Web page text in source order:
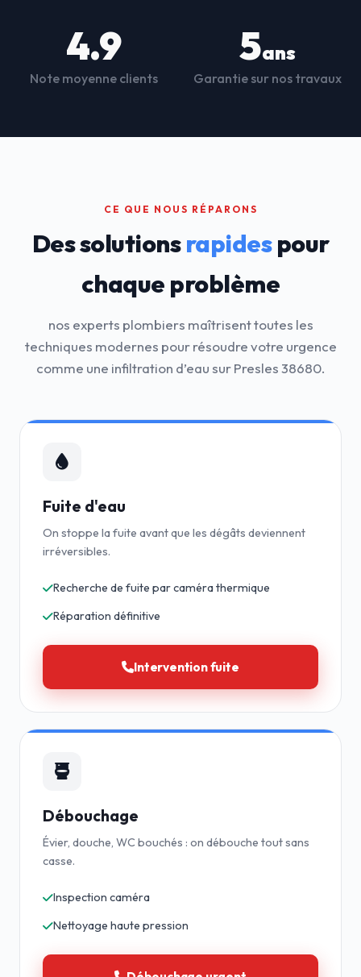
4.9
Note moyenne clients
5ans
Garantie sur nos travaux
CE QUE NOUS RÉPARONS
Des solutionsrapidespour
chaque problème
nos experts plombiers maîtrisent toutes les
techniques modernes pour résoudre votre urgence
comme une infiltration d’eau sur Presles 38680.
Fuite d'eau
On stoppe la fuite avant que les dégâts deviennent
irréversibles.
Recherche de fuite par caméra thermique
Réparation définitive
Intervention fuite
Débouchage
Évier, douche, WC bouchés : on débouche tout sans
casse.
Inspection caméra
Nettoyage haute pression